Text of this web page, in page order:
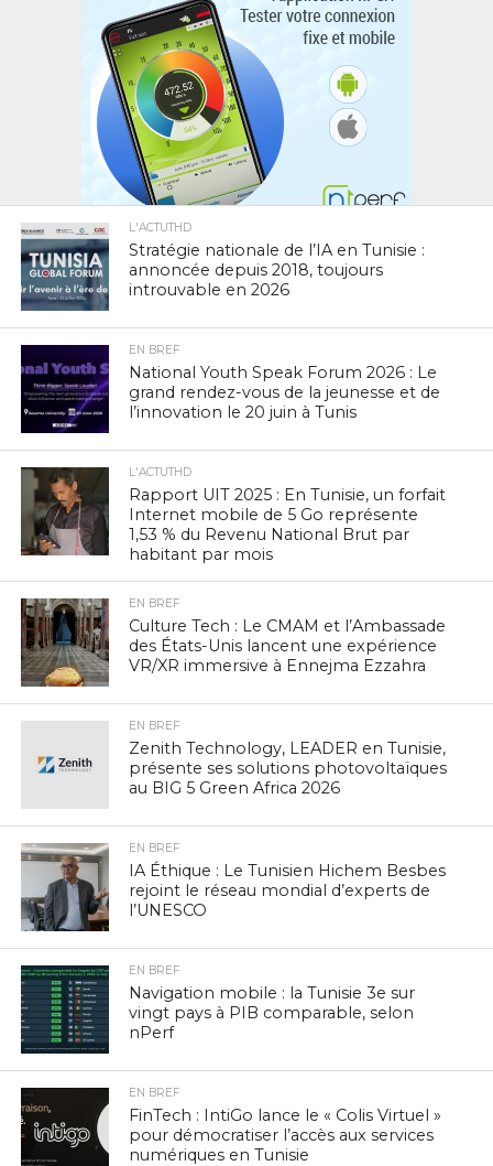
L'ACTUTHD
Stratégie nationale de l’IA en Tunisie :
annoncée depuis 2018, toujours
introuvable en 2026
EN BREF
National Youth Speak Forum 2026 : Le
grand rendez-vous de la jeunesse et de
l’innovation le 20 juin à Tunis
L'ACTUTHD
Rapport UIT 2025 : En Tunisie, un forfait
Internet mobile de 5 Go représente
1,53 % du Revenu National Brut par
habitant par mois
EN BREF
Culture Tech : Le CMAM et l’Ambassade
des États-Unis lancent une expérience
VR/XR immersive à Ennejma Ezzahra
EN BREF
Zenith Technology, LEADER en Tunisie,
présente ses solutions photovoltaïques
au BIG 5 Green Africa 2026
EN BREF
IA Éthique : Le Tunisien Hichem Besbes
rejoint le réseau mondial d’experts de
l’UNESCO
EN BREF
Navigation mobile : la Tunisie 3e sur
vingt pays à PIB comparable, selon
nPerf
EN BREF
FinTech : IntiGo lance le « Colis Virtuel »
pour démocratiser l’accès aux services
numériques en Tunisie